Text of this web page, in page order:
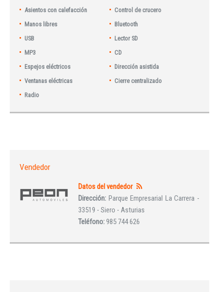
Asientos con calefacción
Control de crucero
Manos libres
Bluetooth
USB
Lector SD
MP3
CD
Espejos eléctricos
Dirección asistida
Ventanas eléctricas
Cierre centralizado
Radio
Vendedor
Datos del vendedor
Dirección: Parque Empresarial La Carrera -
33519 - Siero - Asturias
Teléfono:985 744 626